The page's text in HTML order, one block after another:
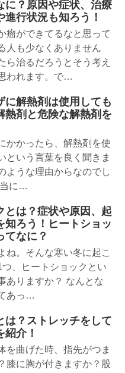
に？原因や症状、治療
行状況も知ろう！
瘤ができてるなと思って
人も少なくありません
ら治るだろうとそう考え
われます。で…
に解熱剤は使用しても
熱剤と危険な解熱剤を
かかったら、解熱剤を使
という言葉を良く聞きま
ような理由からなのでし
当に…
とは？症状や原因、起
知ろう！ヒートショッ
てなに？
ね。そんな寒い冬に起こ
、ヒートショックとい
ありますか？ なんとな
あっ…
は？ストレッチをして
介！
を曲げた時、指先がつま
膝に胸が付きますか？股